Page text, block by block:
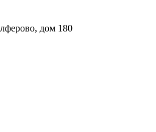
дом 180